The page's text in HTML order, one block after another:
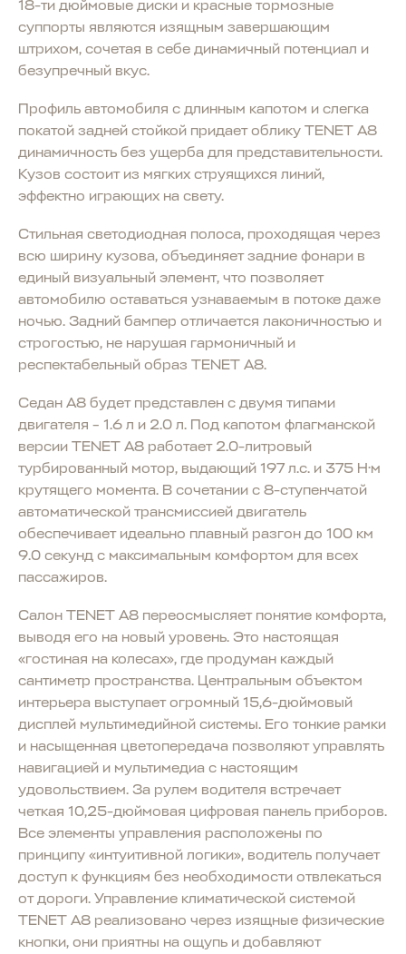
18-ти дюймовые диски и красные тормозные
суппорты являются изящным завершающим
штрихом, сочетая в себе динамичный потенциал и
безупречный вкус.
Профиль автомобиля с длинным капотом и слегка
покатой задней стойкой придает облику TENET A8
динамичность без ущерба для представительности.
Кузов состоит из мягких струящихся линий,
эффектно играющих на свету.
Стильная светодиодная полоса, проходящая через
всю ширину кузова, объединяет задние фонари в
единый визуальный элемент, что позволяет
автомобилю оставаться узнаваемым в потоке даже
ночью. Задний бампер отличается лаконичностью и
строгостью, не нарушая гармоничный и
респектабельный образ TENET A8.
Седан A8 будет представлен с двумя типами
двигателя – 1.6 л и 2.0 л. Под капотом флагманской
версии TENET A8 работает 2.0-литровый
турбированный мотор, выдающий 197 л.с. и 375 Н·м
крутящего момента. В сочетании с 8-ступенчатой
автоматической трансмиссией двигатель
обеспечивает идеально плавный разгон до 100 км
9.0 секунд c максимальным комфортом для всех
пассажиров.
Салон TENET A8 переосмысляет понятие комфорта,
выводя его на новый уровень. Это настоящая
«гостиная на колесах», где продуман каждый
сантиметр пространства. Центральным объектом
интерьера выступает огромный 15,6-дюймовый
дисплей мультимедийной системы. Его тонкие рамки
и насыщенная цветопередача позволяют управлять
навигацией и мультимедиа с настоящим
удовольствием. За рулем водителя встречает
четкая 10,25-дюймовая цифровая панель приборов.
Все элементы управления расположены по
принципу «интуитивной логики», водитель получает
доступ к функциям без необходимости отвлекаться
от дороги. Управление климатической системой
TENET А8 реализовано через изящные физические
кнопки, они приятны на ощупь и добавляют